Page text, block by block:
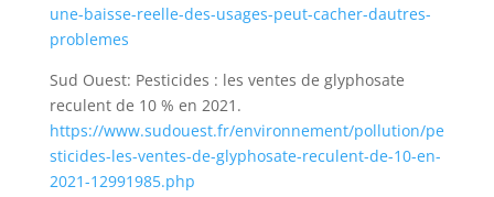
une-baisse-reelle-des-usages-peut-cacher-dautres-
problemes
Sud Ouest: Pesticides : les ventes de glyphosate
reculent de 10 % en 2021.
https://www.sudouest.fr/environnement/pollution/pe
sticides-les-ventes-de-glyphosate-reculent-de-10-en-
2021-12991985.php